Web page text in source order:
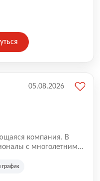
компания. В
с многолетним
опыт позволяют
05.08.2026